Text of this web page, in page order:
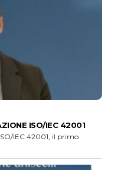
ISO/IEC 42001
IEC 42001, il primo